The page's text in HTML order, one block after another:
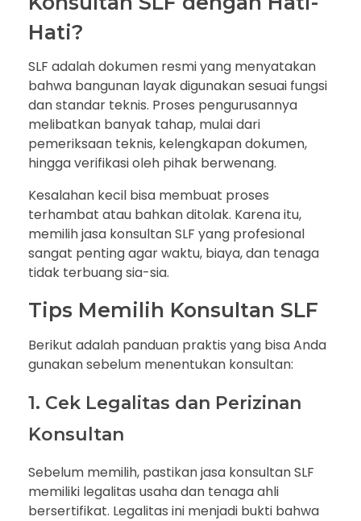
Hati?
SLF adalah dokumen resmi yang menyatakan
bahwa bangunan layak digunakan sesuai fungsi
dan standar teknis. Proses pengurusannya
melibatkan banyak tahap, mulai dari
pemeriksaan teknis, kelengkapan dokumen,
hingga verifikasi oleh pihak berwenang.
Kesalahan kecil bisa membuat proses
terhambat atau bahkan ditolak. Karena itu,
memilih jasa konsultan SLF yang profesional
sangat penting agar waktu, biaya, dan tenaga
tidak terbuang sia-sia.
Tips Memilih Konsultan SLF
Berikut adalah panduan praktis yang bisa Anda
gunakan sebelum menentukan konsultan:
1. Cek Legalitas dan Perizinan
Konsultan
Sebelum memilih, pastikan jasa konsultan SLF
memiliki legalitas usaha dan tenaga ahli
bersertifikat. Legalitas ini menjadi bukti bahwa